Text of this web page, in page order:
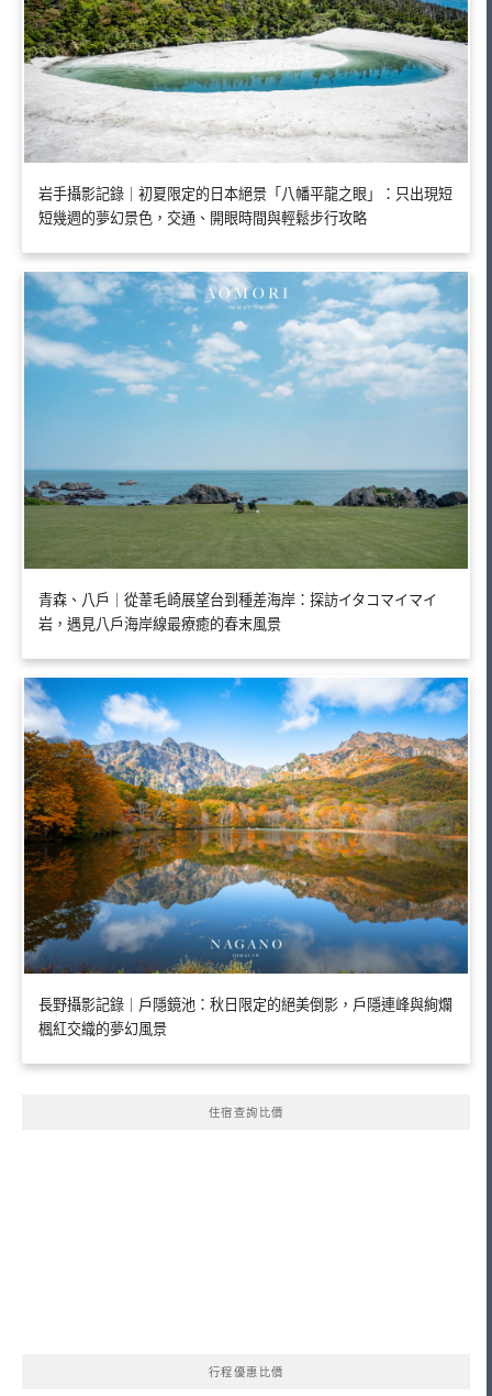
岩手攝影記錄｜初夏限定的日本絕景「八幡平龍之眼」：只出現短
短幾週的夢幻景色，交通、開眼時間與輕鬆步行攻略
青森、八戶｜從葦毛崎展望台到種差海岸：探訪イタコマイマイ
岩，遇見八戶海岸線最療癒的春末風景
長野攝影記錄｜戶隱鏡池：秋日限定的絕美倒影，戶隱連峰與絢爛
楓紅交織的夢幻風景
住宿查詢比價
行程優惠比價